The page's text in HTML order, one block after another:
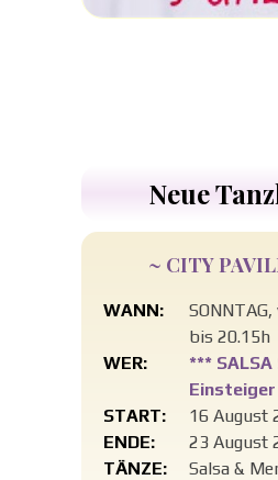
Neue
~ CITY
WANN:
bis 20.15h
WER:
***
START:
16 August
ENDE:
23 August
TÄNZE:
Salsa &